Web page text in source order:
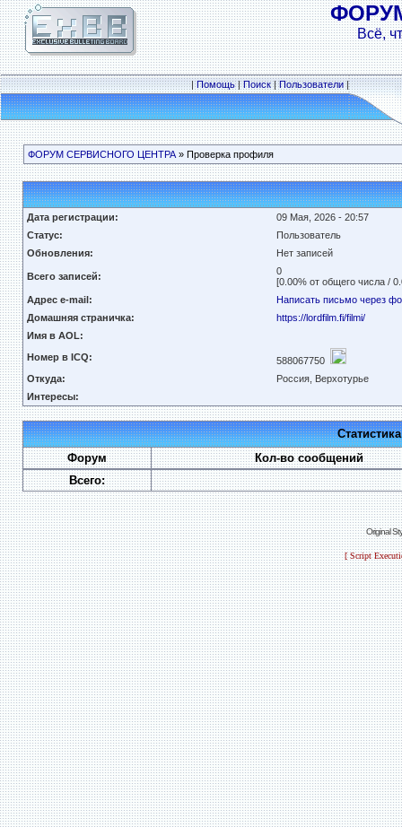
Всё,
|Помощь|Поиск|Пользователи|
ФОРУМ СЕРВИСНОГО ЦЕНТРА» Проверка профиля
Дата регистрации:
09 Мая, 2026 - 20:57
Статус:
Пользователь
Обновления:
Нет записей
Всего записей:
0
[0.00% от общего числа /
Адрес e-mail:
Написать письмо через
Домашняя страничка:
https://lordfilm.fi/filmi/
Имя в AOL:
Номер в ICQ:
588067750
Откуда:
Россия, Верхотурье
Интересы:
Форум
Кол-во сообщений
Всего:
Original
[ Script